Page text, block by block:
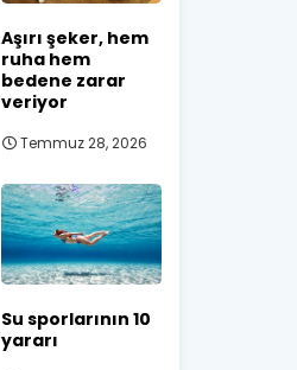
Aşırı şeker, hem
ruha hem
bedene zarar
veriyor
Temmuz 28, 2026
Su sporlarının 10
yararı